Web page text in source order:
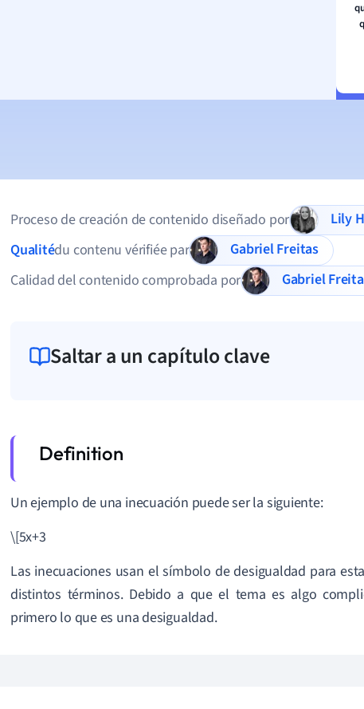
Proceso de creación de contenido diseñado por
Qualitédu contenu vérifiée par
Gabriel Freitas
Calidad del contenido comprobada por
Gabriel
Saltar a un capítulo clave
Un ejemplo de una inecuación puede ser la siguiente:
\[5x+3
Las inecuaciones usan el símbolo de desigualdad para
distintos términos. Debido a que el tema es algo
primero lo que es una desigualdad.